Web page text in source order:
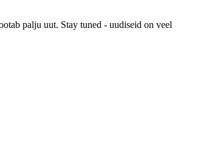
palju uut. Stay tuned - uudiseid on veel